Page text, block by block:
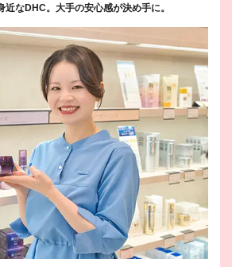
近なDHC。大手の安心感が決め手に。